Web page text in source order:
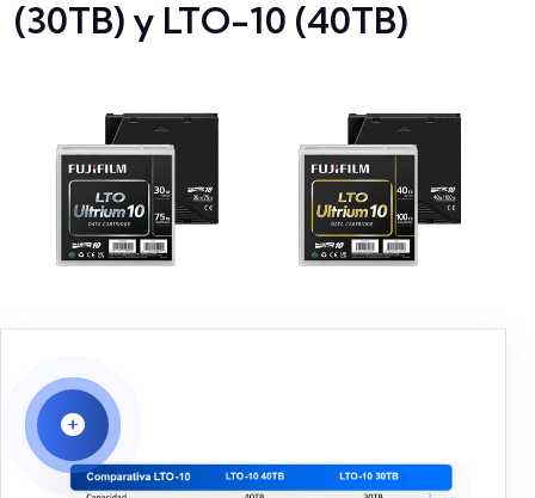
(30TB) y LTO-10 (40TB)